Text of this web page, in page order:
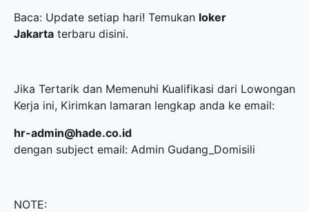
Baca: Update setiap hari! Temukan loker
Jakarta terbaru disini.
Jika Tertarik dan Memenuhi Kualifikasi dari Lowongan
Kerja ini, Kirimkan lamaran lengkap anda ke email:
hr-admin@hade.co.id
dengan subject email: Admin Gudang_Domisili
NOTE: